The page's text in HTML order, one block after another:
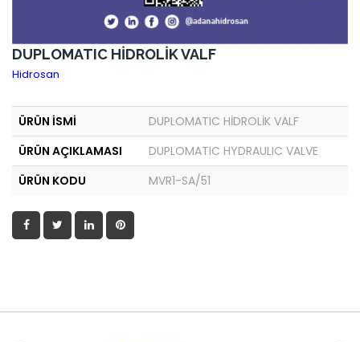
DUPLOMATIC HİDROLİK VALF
Hidrosan
ÜRÜN İSMİ
DUPLOMATIC HİDROLİK VALF
ÜRÜN AÇIKLAMASI
DUPLOMATIC HYDRAULIC VALVE
ÜRÜN KODU
MVR1-SA/51